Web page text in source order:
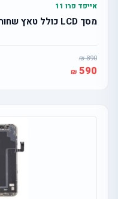
אייפד פרו 11
מסך LCD כולל טאץ שחור לאייפד פרו 11 2018 & 2020
890
590